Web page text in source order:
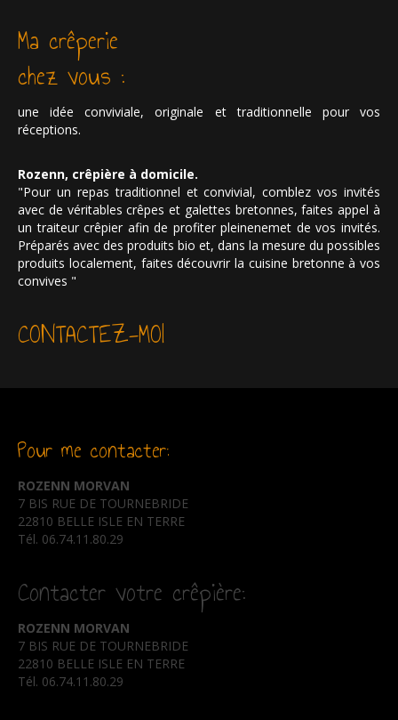
Ma crêperie
chez vous :
une idée conviviale, originale et traditionnelle pour vos
réceptions.
Rozenn, crêpière à domicile.
"Pour un repas traditionnel et convivial, comblez vos invités
avec de véritables crêpes et galettes bretonnes, faites appel à
un traiteur crêpier afin de profiter pleinenemet de vos invités.
Préparés avec des produits bio et, dans la mesure du possibles
produits localement, faites découvrir la cuisine bretonne à vos
convives "
CONTACTEZ-MOI
Pour me contacter:
ROZENN MORVAN
7 BIS RUE DE TOURNEBRIDE
22810 BELLE ISLE EN TERRE
Tél. 06.74.11.80.29
Contacter votre crêpière:
ROZENN MORVAN
7 BIS RUE DE TOURNEBRIDE
22810 BELLE ISLE EN TERRE
Tél. 06.74.11.80.29